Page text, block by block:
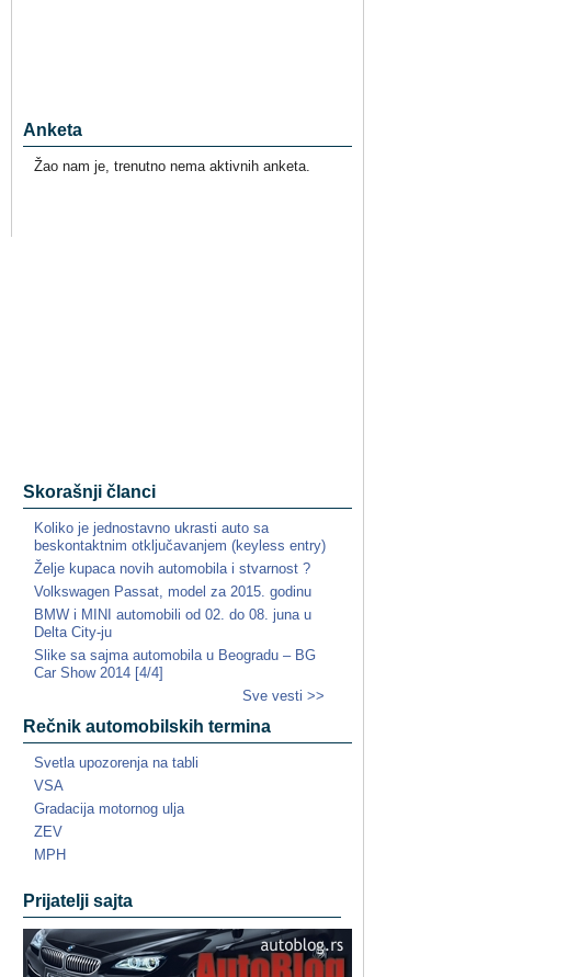
Anketa
Žao nam je, trenutno nema aktivnih anketa.
Skorašnji članci
Koliko je jednostavno ukrasti auto sa
beskontaktnim otključavanjem (keyless entry)
Želje kupaca novih automobila i stvarnost ?
Volkswagen Passat, model za 2015. godinu
BMW i MINI automobili od 02. do 08. juna u
Delta City-ju
Slike sa sajma automobila u Beogradu – BG
Car Show 2014 [4/4]
Sve vesti >>
Rečnik automobilskih termina
Svetla upozorenja na tabli
VSA
Gradacija motornog ulja
ZEV
MPH
Prijatelji sajta